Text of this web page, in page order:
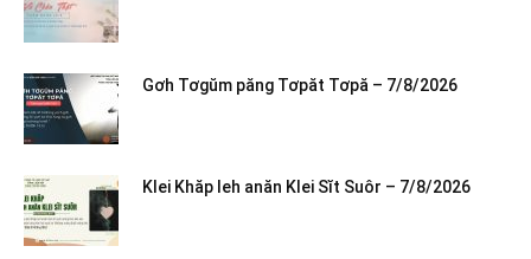
Gơh Tơgŭm păng Tơpăt Tơpă – 7/8/2026
Klei Khăp leh anăn Klei Sĭt Suôr – 7/8/2026